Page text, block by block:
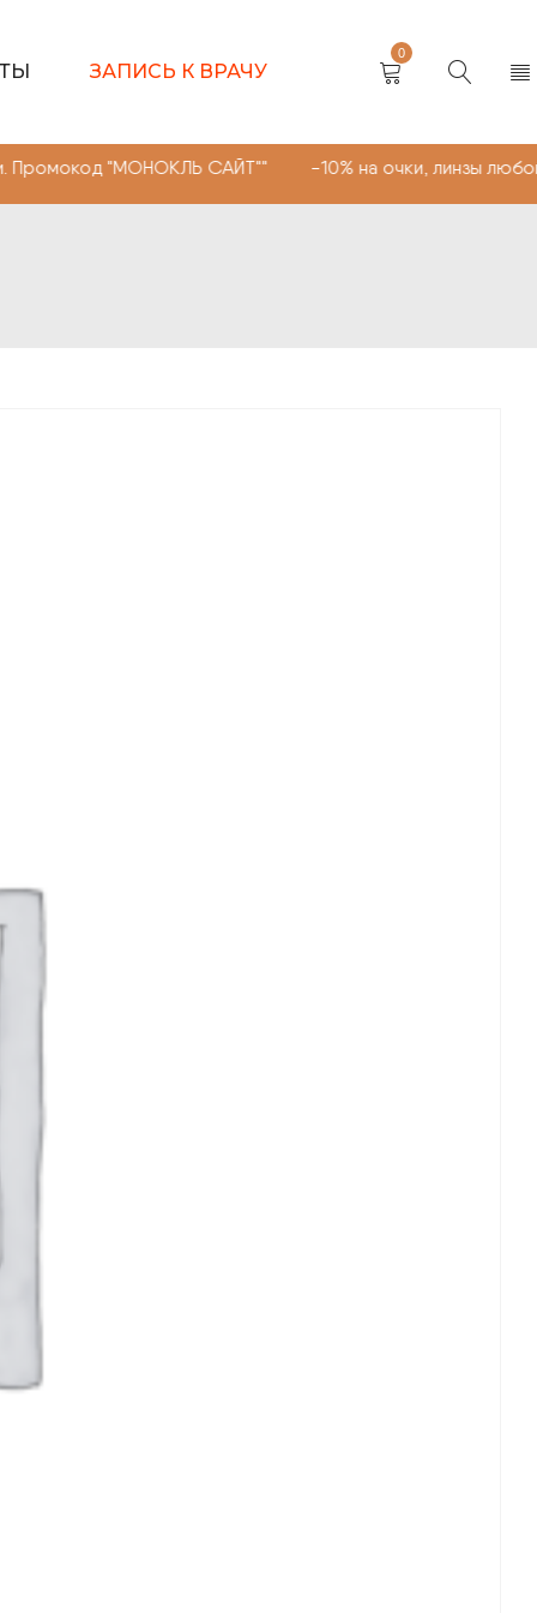
ЗАПИСЬ К ВРАЧУ
0
САЙТ"" -10% на очки, линзы любой